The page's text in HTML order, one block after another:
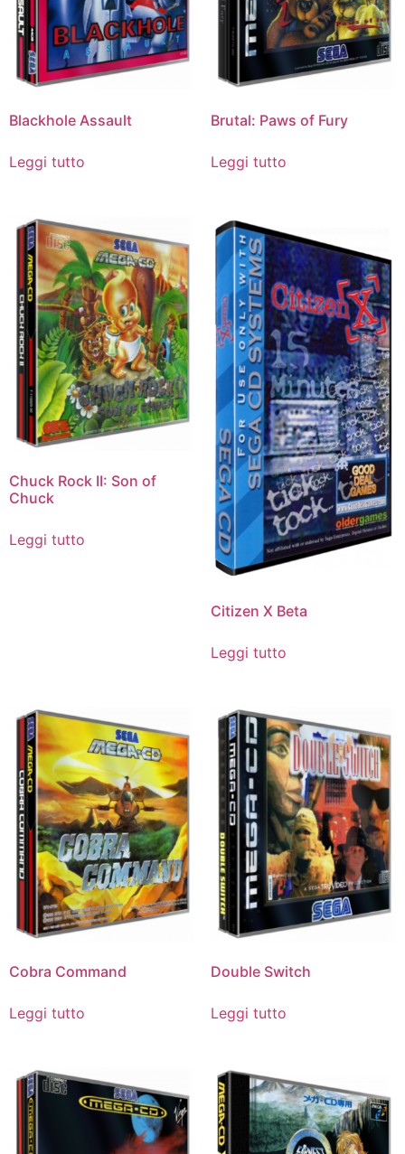
Blackhole Assault
Leggi tutto
Brutal: Paws of Fury
Leggi tutto
Chuck Rock II: Son of
Chuck
Leggi tutto
Citizen X Beta
Leggi tutto
Cobra Command
Leggi tutto
Double Switch
Leggi tutto